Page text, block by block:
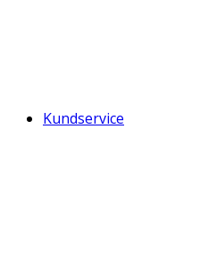
Kundservice